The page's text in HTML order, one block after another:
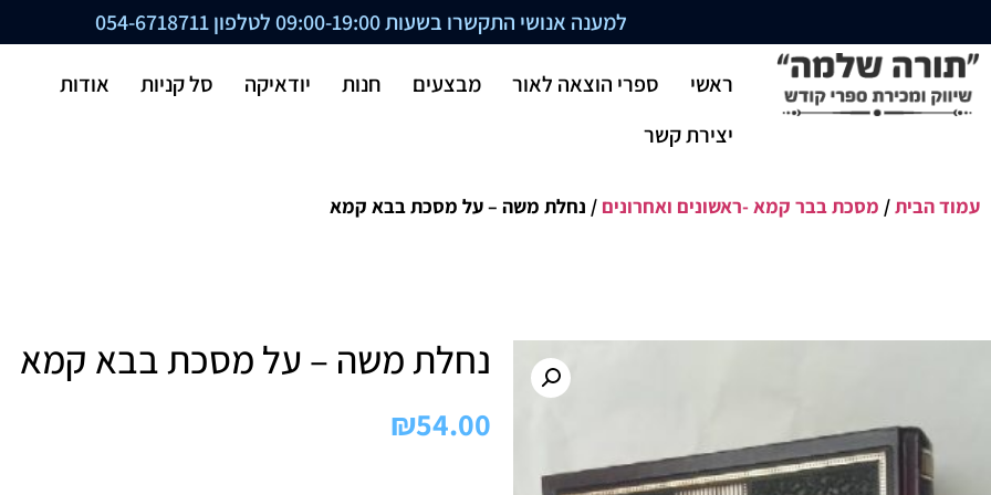
למענה אנושי התקשרו בשעות 09:00-19:00 לטלפון 054-6718711
ראשי ספרי הוצאה לאור מבצעים חנות יודאיקה סל קניות
אודות
יצירת קשר
עמוד הבית/ מסכת בבר קמא -ראשונים ואחרונים / נחלת משה – על מסכת בבא קמא
נחלת משה – על מסכת בבא קמא
₪54.00